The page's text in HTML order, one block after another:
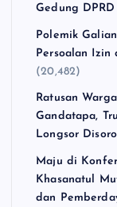
Gedung
Polemik
Persoalan
(20,482)
Ratusan
Gandatapa,
Longsor
Maju di
Khasanatul
dan